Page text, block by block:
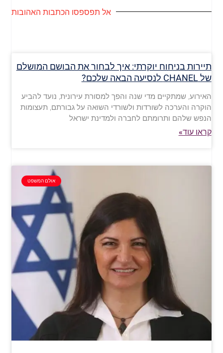
אל תפספסו הכתבות האהובות
תיירות בניחוח יוקרתי: איך לבחור את הבושם המושלם
של CHANEL לנסיעה הבאה שלכם?
האירוע, שמתקיים מדי שנה והפך למסורת עירונית, נועד להביע
הוקרה והערכה לשורדות ולשורדי השואה על גבורתם, תעצומות
הנפש שלהם ותרומתם לחברה ולמדינת ישראל
קראו עוד»
אולם המשפט